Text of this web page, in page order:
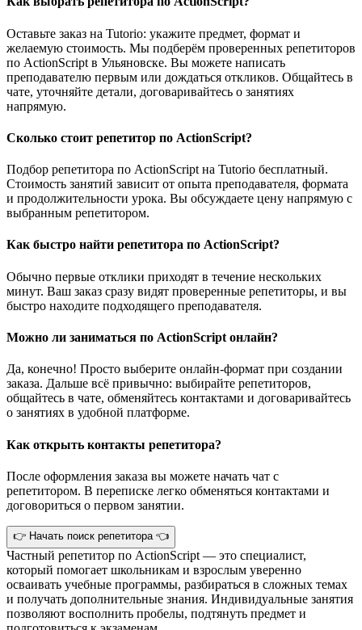
Оставьте заказ на Tutorio: укажите предмет, формат и
желаемую стоимость. Мы подберём проверенных репетиторов
по ActionScript в Ульяновске. Вы можете написать
преподавателю первым или дождаться откликов. Общайтесь в
чате, уточняйте детали, договаривайтесь о занятиях
напрямую.
Сколько стоит репетитор по ActionScript?
Подбор репетитора по ActionScript на Tutorio бесплатный.
Стоимость занятий зависит от опыта преподавателя, формата
и продолжительности урока. Вы обсуждаете цену напрямую с
выбранным репетитором.
Как быстро найти репетитора по ActionScript?
Обычно первые отклики приходят в течение нескольких
минут. Ваш заказ сразу видят проверенные репетиторы, и вы
быстро находите подходящего преподавателя.
Можно ли заниматься по ActionScript онлайн?
Да, конечно! Просто выберите онлайн-формат при создании
заказа. Дальше всё привычно: выбирайте репетиторов,
общайтесь в чате, обменяйтесь контактами и договаривайтесь
о занятиях в удобной платформе.
Как открыть контакты репетитора?
После оформления заказа вы можете начать чат с
репетитором. В переписке легко обменяться контактами и
договориться о первом занятии.
👉 Начать поиск репетитора 👈
Частный репетитор по ActionScript — это специалист,
который помогает школьникам и взрослым уверенно
осваивать учебные программы, разбираться в сложных темах
и получать дополнительные знания. Индивидуальные занятия
позволяют восполнить пробелы, подтянуть предмет и